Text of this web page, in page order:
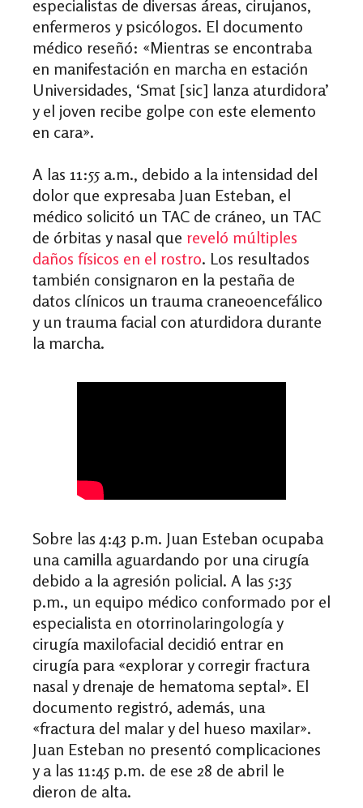
especialistas de diversas áreas, cirujanos,
enfermeros y psicólogos. El documento
médico reseñó: «Mientras se encontraba
en manifestación en marcha en estación
Universidades, ‘Smat [sic] lanza aturdidora’
y el joven recibe golpe con este elemento
en cara».
A las 11:55 a.m., debido a la intensidad del
dolor que expresaba Juan Esteban, el
médico solicitó un TAC de cráneo, un TAC
de órbitas y nasal que reveló múltiples
daños físicos en el rostro. Los resultados
también consignaron en la pestaña de
datos clínicos un trauma craneoencefálico
y un trauma facial con aturdidora durante
la marcha.
Sobre las 4:43 p.m. Juan Esteban ocupaba
una camilla aguardando por una cirugía
debido a la agresión policial. A las 5:35
p.m., un equipo médico conformado por el
especialista en otorrinolaringología y
cirugía maxilofacial decidió entrar en
cirugía para «explorar y corregir fractura
nasal y drenaje de hematoma septal». El
documento registró, además, una
«fractura del malar y del hueso maxilar».
Juan Esteban no presentó complicaciones
y a las 11:45 p.m. de ese 28 de abril le
dieron de alta.